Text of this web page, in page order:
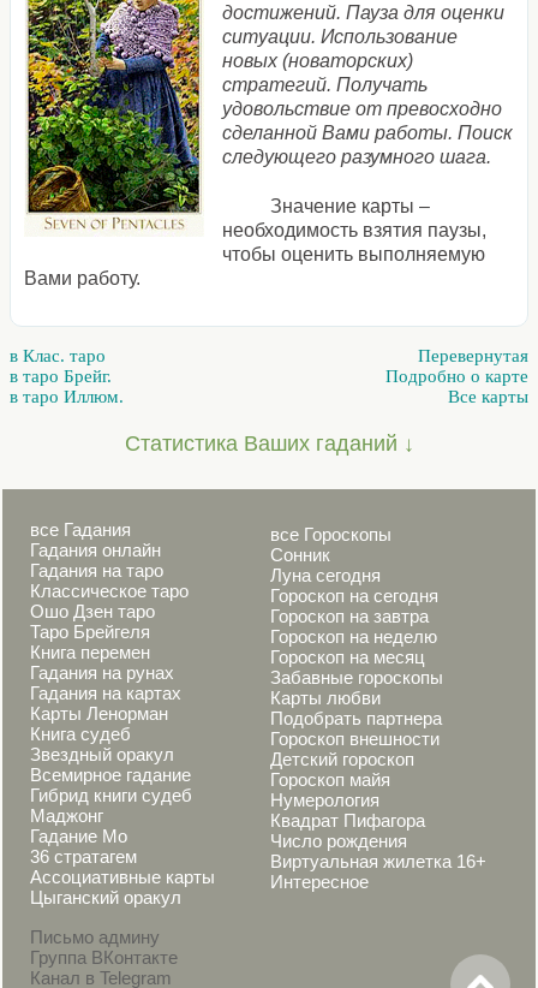
достижений. Пауза для оценки
ситуации. Использование
новых (новаторских)
стратегий. Получать
удовольствие от превосходно
сделанной Вами работы. Поиск
следующего разумного шага.
Значение карты –
необходимость взятия паузы,
чтобы оценить выполняемую
Вами работу.
в Клас. таро
в таро Брейг.
в таро Иллюм.
Перевернутая
Подробно о карте
Все карты
Статистика Ваших гаданий ↓
все Гадания
Гадания онлайн
Гадания на таро
Классическое таро
Ошо Дзен таро
Таро Брейгеля
Книга перемен
Гадания на рунах
Гадания на картах
Карты Ленорман
Книга судеб
Звездный оракул
Всемирное гадание
Гибрид книги судеб
Маджонг
Гадание Мо
36 стратагем
Ассоциативные карты
Цыганский оракул
Письмо админу
Группа ВКонтакте
Канал в Telegram
все Гороскопы
Сонник
Луна сегодня
Гороскоп на сегодня
Гороскоп на завтра
Гороскоп на неделю
Гороскоп на месяц
Забавные гороскопы
Карты любви
Подобрать партнера
Гороскоп внешности
Детский гороскоп
Гороскоп майя
Нумерология
Квадрат Пифагора
Число рождения
Виртуальная жилетка 16+
Интересное